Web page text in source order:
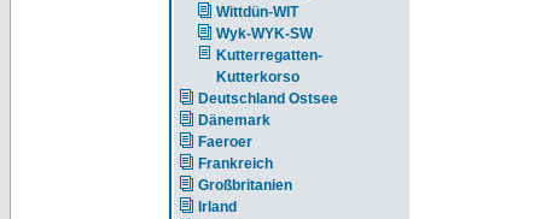
Wittdün-WIT
Wyk-WYK-SW
Kutterregatten-
Kutterkorso
Deutschland Ostsee
Dänemark
Faeroer
Frankreich
Großbritanien
Irland